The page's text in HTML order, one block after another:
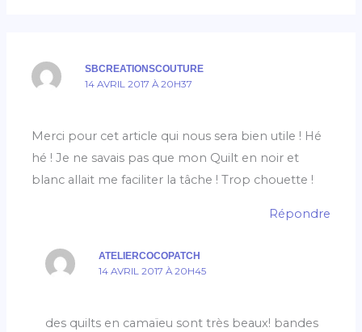
SBCREATIONSCOUTURE
14 AVRIL 2017 À 20H37
Merci pour cet article qui nous sera bien utile ! Hé
hé ! Je ne savais pas que mon Quilt en noir et
blanc allait me faciliter la tâche ! Trop chouette !
Répondre
ATELIERCOCOPATCH
14 AVRIL 2017 À 20H45
des quilts en camaïeu sont très beaux! bandes